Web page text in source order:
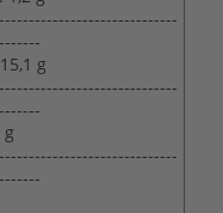
g
g